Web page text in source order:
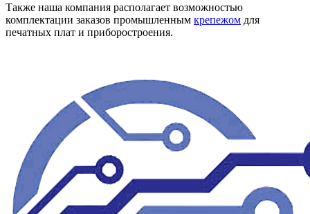
Также наша компания располагает возможностью
комплектации заказов промышленным крепежом для
печатных плат и приборостроения.